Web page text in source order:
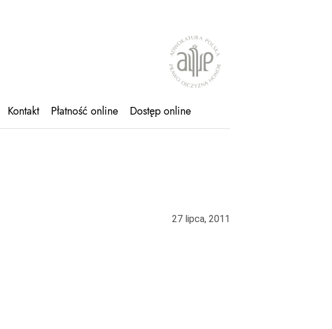
Kontakt Płatność online Dostęp online
27 lipca, 2011